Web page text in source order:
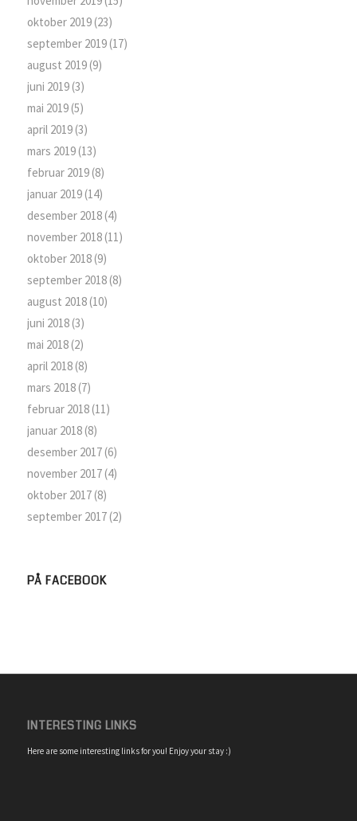
oktober 2019(23)
september 2019(17)
august 2019(9)
juni 2019(3)
mai 2019(5)
april 2019(3)
mars 2019(13)
februar 2019(8)
januar 2019(14)
desember 2018(4)
november 2018(11)
oktober 2018(9)
september 2018(8)
august 2018(10)
juni 2018(3)
mai 2018(2)
april 2018(8)
mars 2018(7)
februar 2018(11)
januar 2018(8)
desember 2017(6)
november 2017(4)
oktober 2017(8)
september 2017(2)
PÅ FACEBOOK
INTERESTING LINKS
Here are some interesting links for you! Enjoy your stay :)